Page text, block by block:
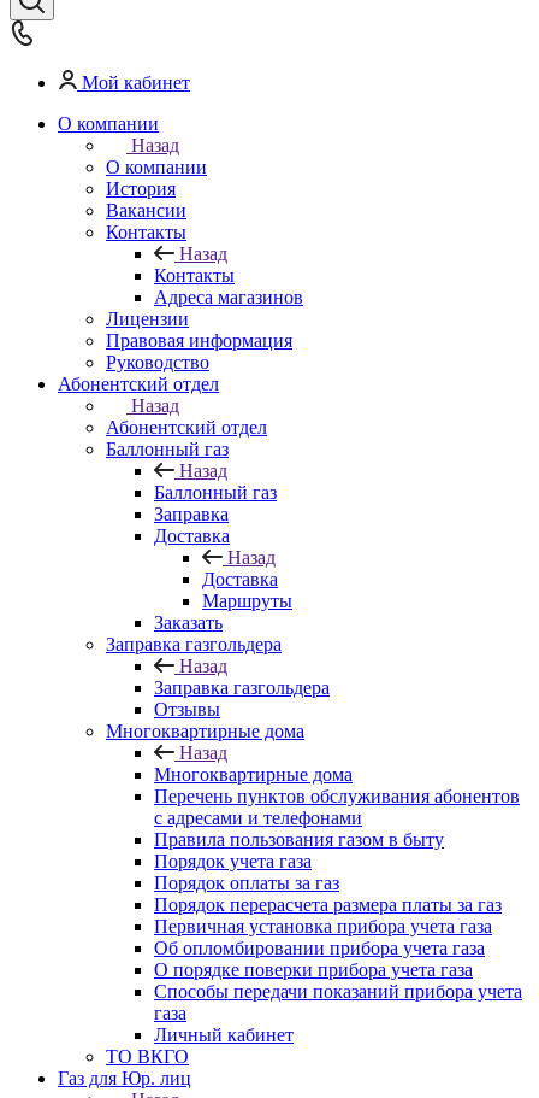
Мой кабинет
О компании
Назад
О компании
История
Вакансии
Контакты
Назад
Контакты
Адреса магазинов
Лицензии
Правовая информация
Руководство
Абонентский отдел
Назад
Абонентский отдел
Баллонный газ
Назад
Баллонный газ
Заправка
Доставка
Назад
Доставка
Маршруты
Заказать
Заправка газгольдера
Назад
Заправка газгольдера
Отзывы
Многоквартирные дома
Назад
Многоквартирные дома
Перечень пунктов обслуживания абонентов
с адресами и телефонами
Правила пользования газом в быту
Порядок учета газа
Порядок оплаты за газ
Порядок перерасчета размера платы за газ
Первичная установка прибора учета газа
Об опломбировании прибора учета газа
О порядке поверки прибора учета газа
Способы передачи показаний прибора учета
газа
Личный кабинет
ТО ВКГО
Газ для Юр. лиц